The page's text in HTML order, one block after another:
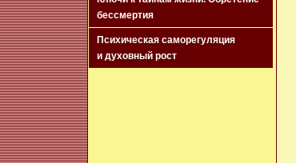
бессмертия
Психическая саморегуляция
и духовный рост